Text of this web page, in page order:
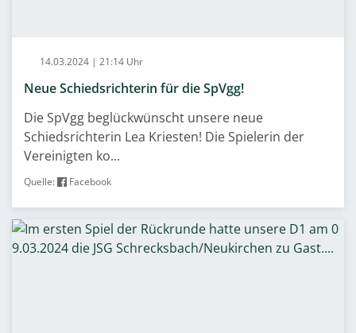
14.03.2024 | 21:14 Uhr
Neue Schiedsrichterin für die SpVgg!
Die SpVgg beglückwünscht unsere neue
Schiedsrichterin Lea Kriesten! Die Spielerin der
Vereinigten ko...
Quelle: Facebook